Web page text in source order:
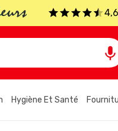

Hygiène Et Santé